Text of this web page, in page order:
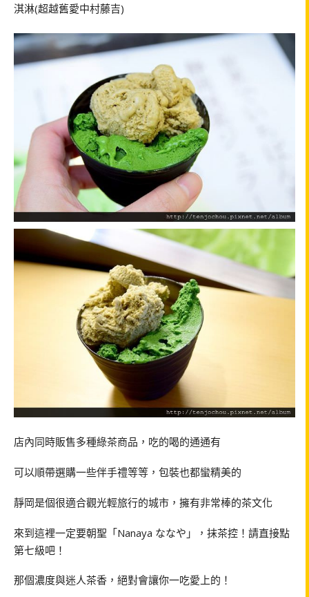
淇淋(超越舊愛中村藤吉)
店內同時販售多種綠茶商品，吃的喝的通通有
可以順帶選購一些伴手禮等等，包裝也都蠻精美的
靜岡是個很適合觀光輕旅行的城市，擁有非常棒的茶文化
來到這裡一定要朝聖「Nanaya ななや」，抹茶控！請直接點
第七級吧！
那個濃度與迷人茶香，絕對會讓你一吃愛上的！